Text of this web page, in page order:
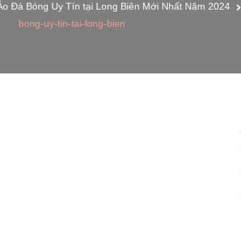
Đá Bóng Uy Tín tại Long Biên Mới Nhất Năm 2024
bong-uy-tin-tai-long-bien